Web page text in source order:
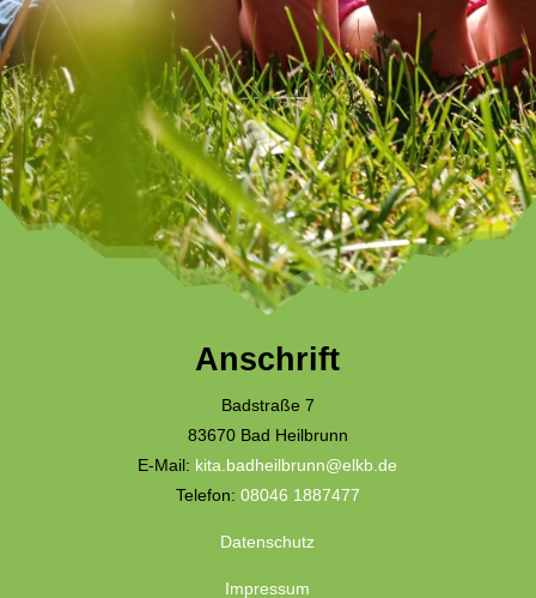
Anschrift
Badstraße 7
83670 Bad Heilbrunn
E-Mail: kita.badheilbrunn@elkb.de
Telefon: 08046 1887477
Datenschutz
Impressum